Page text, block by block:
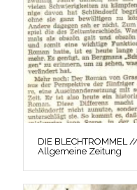
DIE
Allgemeine Zeitung